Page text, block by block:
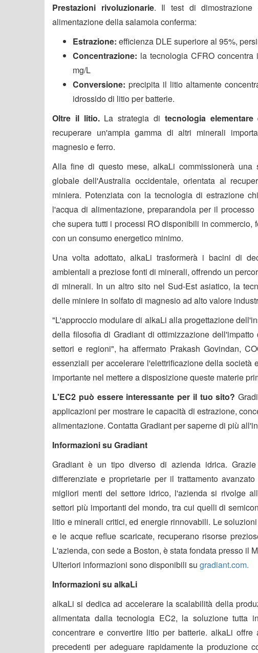
Prestazioni rivoluzionarie. Il test di
alimentazione della salamoia conferma:
Estrazione: efficienza DLE superiore al 95%,
Concentrazione: la tecnologia CFRO
mg/L
Conversione: precipita il litio altamente
idrossido di litio per batterie.
Oltre il litio.La strategia di tecnologia elementare
recuperare un'ampia gamma di altri minerali
magnesio e ferro.
Alla fine di questo mese, alkaLi commissionerà
globale dell'Australia occidentale, orientata al
miniera. Potenziata con la tecnologia di estrazione
l'acqua di alimentazione, preparandola per il
che supera tutti i processi RO disponibili in commercio,
con un consumo energetico minimo.
Una volta adottato, alkaLi trasformerà i bacini di
ambientali a preziose fonti di minerali, offrendo un
di minerali. In un altro sito nel Sud-Est asiatico, la
delle miniere in solfato di magnesio ad alto valore
"L'approccio modulare di alkaLi alla progettazione
della filosofia di Gradiant di ottimizzazione
settori e regioni", ha affermato Prakash Govindan,
essenziali per accelerare l'elettrificazione della
importante nel mettere a disposizione queste materie
L'EC2 può essere interessante per il tuo sito?
applicazioni per mostrare le capacità di estrazione,
alimentazione. Contatta Gradiant per saperne di più
Informazioni su Gradiant
Gradiant è un tipo diverso di azienda idrica.
differenziate e proprietarie per il trattamento
migliori menti del settore idrico, l'azienda si rivolge
settori più importanti del mondo, tra cui quelli di
litio e minerali critici, ed energie rinnovabili. Le
e le acque reflue scaricate, recuperano risorse
L'azienda, con sede a Boston, è stata fondata presso il
Ulteriori informazioni sono disponibili su gradiant.com.
Informazioni su alkaLi
alkaLi si dedica ad accelerare la scalabilità della
alimentata dalla tecnologia EC2, la soluzione tutta
concentrare e convertire litio per batterie. alkaLi
precedenti per adeguare rapidamente la produzione